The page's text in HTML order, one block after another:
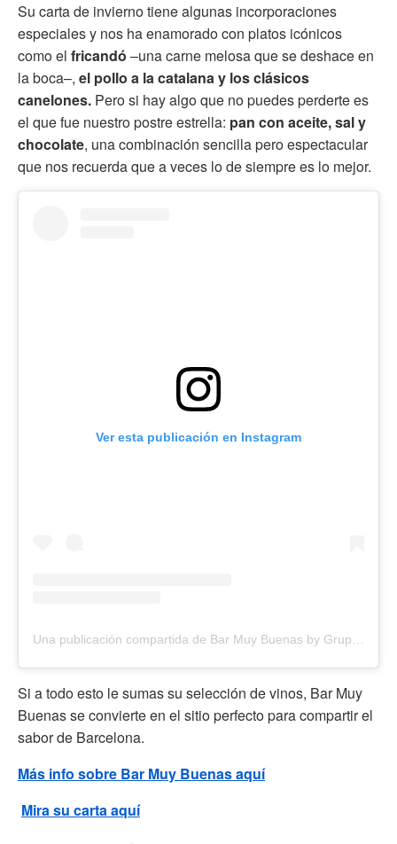
Su carta de invierno tiene algunas incorporaciones
especiales y nos ha enamorado con platos icónicos
como el fricandó –una carne melosa que se deshace en
la boca–, el pollo a la catalana y los clásicos
canelones. Pero si hay algo que no puedes perderte es
el que fue nuestro postre estrella: pan con aceite, sal y
chocolate, una combinación sencilla pero espectacular
que nos recuerda que a veces lo de siempre es lo mejor.
Ver esta publicación en Instagram
Si a todo esto le sumas su selección de vinos, Bar Muy
Buenas se convierte en el sitio perfecto para compartir el
sabor de Barcelona.
Más info sobre Bar Muy Buenas aquí
Mira su carta aquí